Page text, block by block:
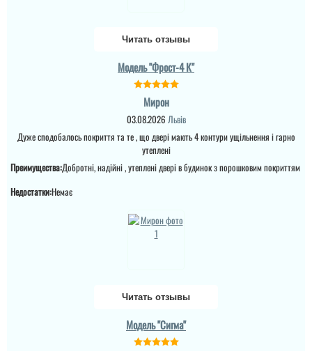
зробили, що в середині
приємно здивована.
Читать отзывы
Модель "Фрост-4 К"
Мирон
03.08.2026 Львів
Дуже сподобалось покриття та те , що двері мають 4 контури ущільнення і гарно
утеплені
Преимущества:Добротні, надійні , утеплені двері в будинок з порошковим покриттям
Недостатки:Немає
Читать отзывы
Модель "Сигма"